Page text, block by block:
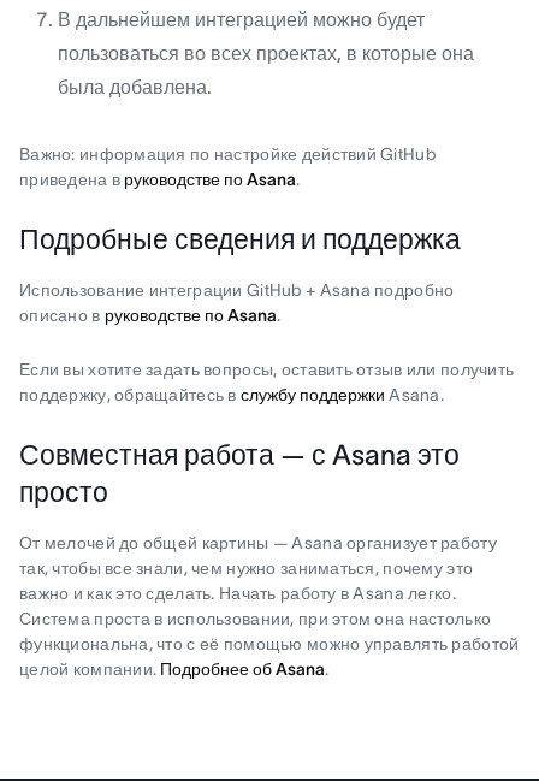
В дальнейшем интеграцией можно будет
пользоваться во всех проектах, в которые она
была добавлена.
Важно: информация по настройке действий GitHub
приведена в руководстве по Asana.
Подробные сведения и поддержка
Использование интеграции GitHub + Asana подробно
описано в руководстве по Asana.
Если вы хотите задать вопросы, оставить отзыв или получить
поддержку, обращайтесь в службу поддержки Asana.
Совместная работа — с Asana это
просто
От мелочей до общей картины — Asana организует работу
так, чтобы все знали, чем нужно заниматься, почему это
важно и как это сделать. Начать работу в Asana легко.
Система проста в использовании, при этом она настолько
функциональна, что с её помощью можно управлять работой
целой компании. Подробнее об Asana.